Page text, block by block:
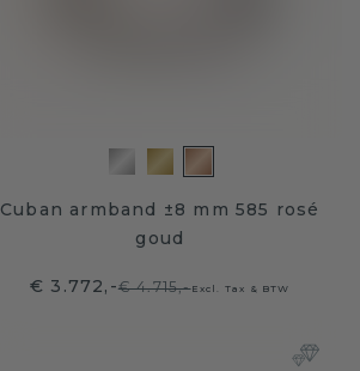
Cuban armband ±8 mm 585 rosé
goud
€ 3.772,-€ 4.715,-Excl. Tax & BTW